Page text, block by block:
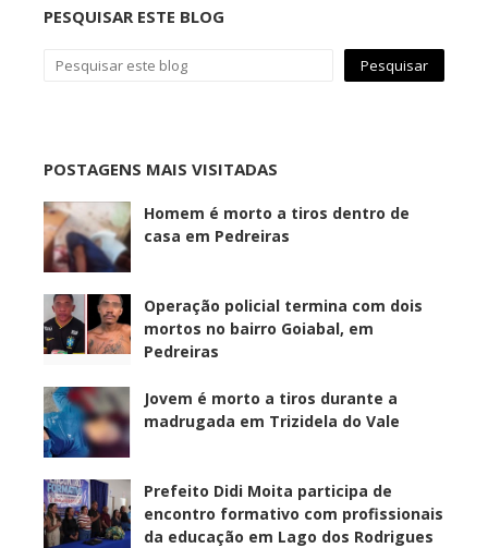
PESQUISAR ESTE BLOG
POSTAGENS MAIS VISITADAS
Homem é morto a tiros dentro de
casa em Pedreiras
Operação policial termina com dois
mortos no bairro Goiabal, em
Pedreiras
Jovem é morto a tiros durante a
madrugada em Trizidela do Vale
Prefeito Didi Moita participa de
encontro formativo com profissionais
da educação em Lago dos Rodrigues